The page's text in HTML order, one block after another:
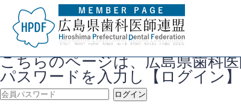
こちらのページは、広島県歯科
パスワードを入力し【ログイン